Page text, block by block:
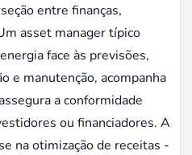
entre finanças,
asset manager típico
face às previsões,
e manutenção, acompanha
a conformidade
ou financiadores. A
na otimização de receitas -